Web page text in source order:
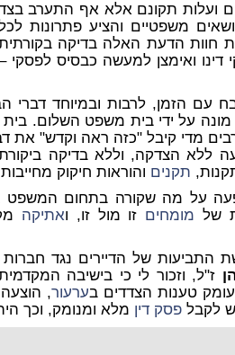
ועלות תקונם אלא אף התערב
משפטיים והציע פתרונות
הדעת האלה בדיקה
דינו ואימצן למעשה כבסיס לפסקי
עם הזמן, לרבות ובמיוחד דברי
על ידי בית משפט השלום.
מדי קיבל "כזה ראה וקדש" את
ללא הצדקה, וללא בדיקה
תקנים והוראות חיקוק
על מה שקורה בתחום המשפט
של מומחים זו מול זו, ואתיקה
של הדיירים נגד חברות
ז"ל, וזכור לי כי בישיבה
טענות הצדדים בערעור,
לקבל פסק דין מלא ומנומק, וכך